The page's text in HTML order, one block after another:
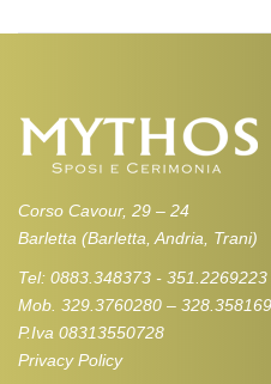
Corso Cavour, 29 – 24
Barletta (Barletta, Andria, Trani)
Tel: 0883.348373 - 351.2269223
Mob. 329.3760280 –
P.Iva 08313550728
Privacy Policy